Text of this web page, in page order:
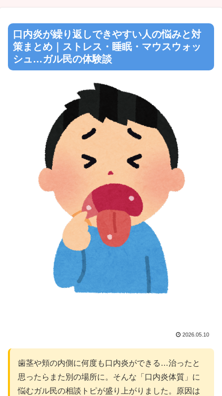
口内炎が繰り返しできやすい人の悩みと対
策まとめ｜ストレス・睡眠・マウスウォッ
シュ…ガル民の体験談
2026.05.10
歯茎や頬の内側に何度も口内炎ができる…治ったと
思ったらまた別の場所に。そんな「口内炎体質」に
悩むガル民の相談トピが盛り上がりました。原因は